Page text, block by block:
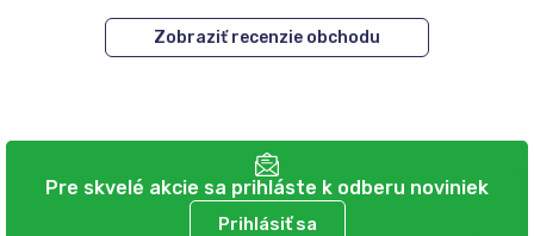
Zobraziť recenzie obchodu
Pre skvelé akcie sa prihláste k odberu noviniek
Prihlásiť sa